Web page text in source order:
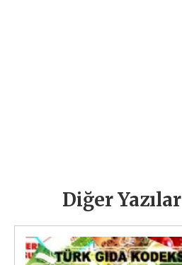
Diğer Yazılar